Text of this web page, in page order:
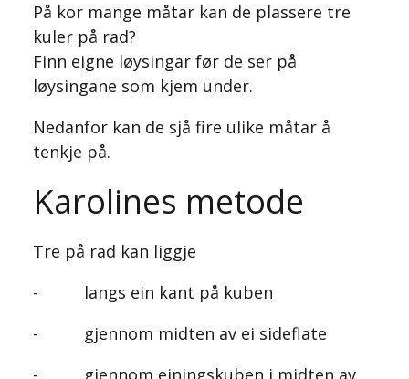
På kor mange måtar kan de plassere tre
kuler på rad?
Finn eigne løysingar før de ser på
løysingane som kjem under.
Nedanfor kan de sjå fire ulike måtar å
tenkje på.
Karolines metode
Tre på rad kan liggje
- langs ein kant på kuben
- gjennom midten av ei sideflate